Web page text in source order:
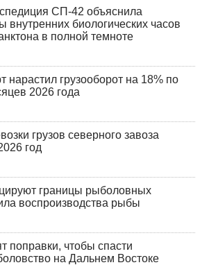
СП-42 объяснила
внутренних биологических часов
в полной темноте
нарастил грузооборот на 18% по
2026 года
грузов северного завоза
год
границы рыболовных
воспроизводства рыбы
поправки, чтобы спасти
на Дальнем Востоке